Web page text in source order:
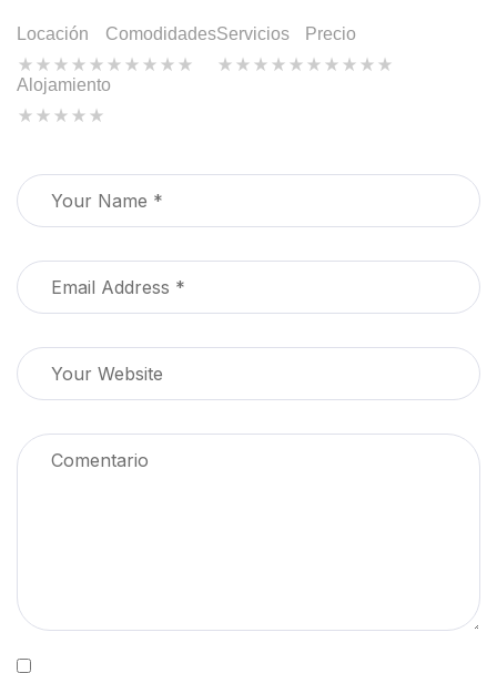
Locación ComodidadesServicios Precio
Alojamiento